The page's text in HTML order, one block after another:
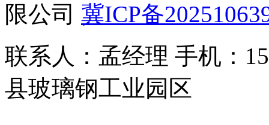
限公司 冀ICP备
联系人：孟经理 手机：
县玻璃钢工业园区